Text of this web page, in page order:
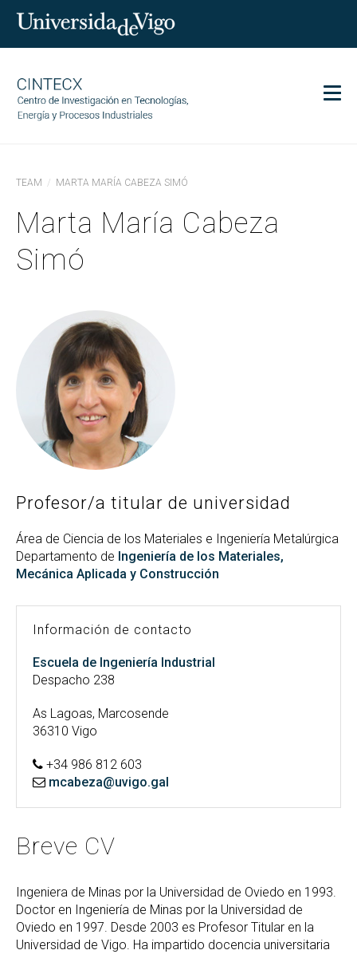
Investigación
Transferencia
Ciencia y sociedad
Igualdad
GL EN Search
Buscar
por:
BUSCAR
TEAM MARTA MARÍA CABEZA SIMÓ
Marta María Cabeza
Simó
Profesor/a titular de universidad
Área de Ciencia de los Materiales e Ingeniería Metalúrgica
Departamento de Ingeniería de los Materiales,
Mecánica Aplicada y Construcción
Información de contacto
Escuela de Ingeniería Industrial
Despacho 238
As Lagoas, Marcosende
36310 Vigo
+34 986 812 603
mcabeza@uvigo.gal
Breve CV
Ingeniera de Minas por la Universidad de Oviedo en 1993.
Doctor en Ingeniería de Minas por la Universidad de
Oviedo en 1997. Desde 2003 es Profesor Titular en la
Universidad de Vigo. Ha impartido docencia universitaria